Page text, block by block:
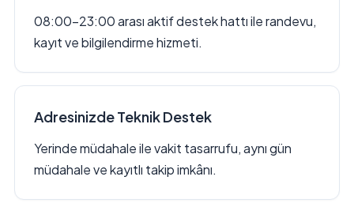
08:00–23:00 arası aktif destek hattı ile randevu,
kayıt ve bilgilendirme hizmeti.
Adresinizde Teknik Destek
Yerinde müdahale ile vakit tasarrufu, aynı gün
müdahale ve kayıtlı takip imkânı.